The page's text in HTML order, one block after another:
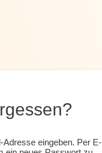
eingeben. Per E-